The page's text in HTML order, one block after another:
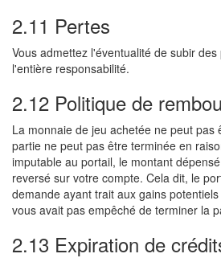
2.11 Pertes
Vous admettez l'éventualité de subir
l'entière responsabilité.
2.12 Politique de
La monnaie de jeu achetée ne peut pas
partie ne peut pas être terminée en
imputable au portail, le montant
reversé sur votre compte. Cela dit, le
demande ayant trait aux gains
vous avait pas empêché de terminer la
2.13 Expiration de